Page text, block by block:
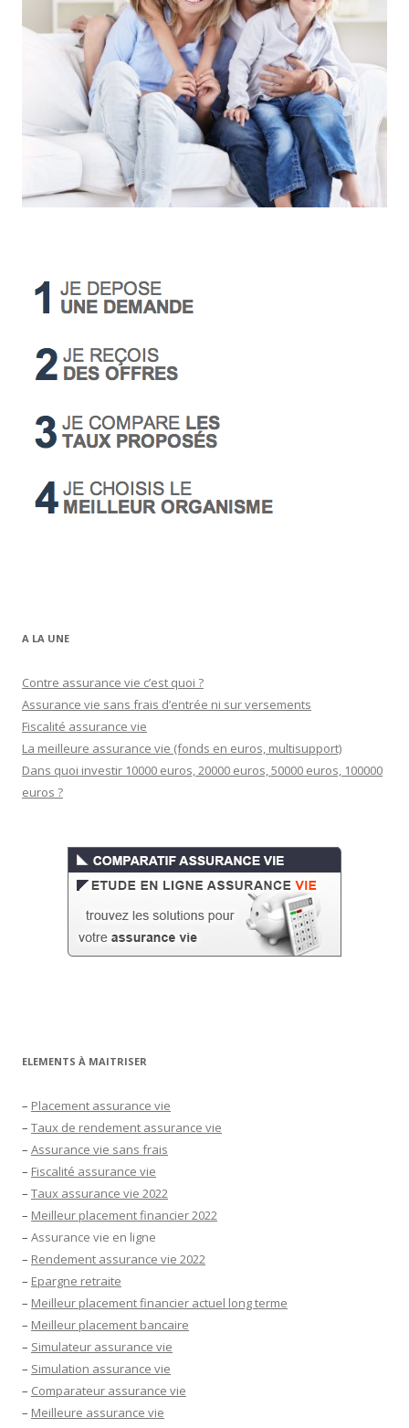
A LA UNE
Contre assurance vie c’est quoi ?
Assurance vie sans frais d’entrée ni sur versements
Fiscalité assurance vie
La meilleure assurance vie (fonds en euros, multisupport)
Dans quoi investir 10000 euros, 20000 euros, 50000 euros, 100000
euros ?
ELEMENTS À MAITRISER
– Placement assurance vie
– Taux de rendement assurance vie
– Assurance vie sans frais
– Fiscalité assurance vie
– Taux assurance vie 2022
– Meilleur placement financier 2022
– Assurance vie en ligne
– Rendement assurance vie 2022
– Epargne retraite
– Meilleur placement financier actuel long terme
– Meilleur placement bancaire
– Simulateur assurance vie
– Simulation assurance vie
– Comparateur assurance vie
– Meilleure assurance vie